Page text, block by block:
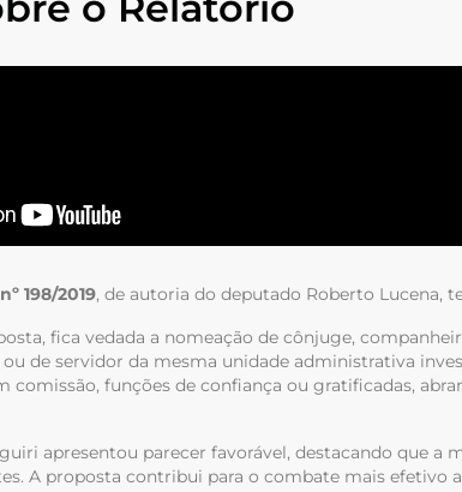
198/2019, de autoria do deputado Roberto Lucena,
fica vedada a nomeação de cônjuge,
de servidor da mesma unidade administrativa
comissão, funções de confiança ou gratificadas,
apresentou parecer favorável, destacando que
A proposta contribui para o combate mais efetivo